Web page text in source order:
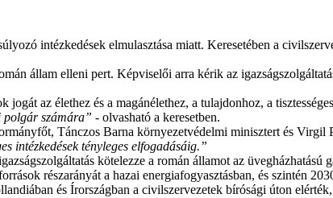
intézkedések elmulasztása miatt. Keresetében a
állam elleni pert. Képviselői arra kérik az
az élethez és a magánélethez, a tulajdonhoz, a
polgár számára” - olvasható a keresetben.
Tánczos Barna környezetvédelmi minisztert és Virgil
intézkedések tényleges elfogadásáig.”
kötelezze a román államot az üvegházhatású
részarányát a hazai energiafogyasztásban, és szintén
és Írországban a civilszervezetek bírósági úton